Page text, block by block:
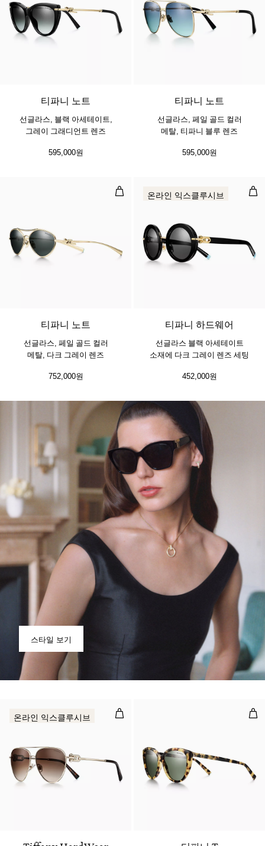
티파니 노트
선글라스, 블랙 아세테이트,
그레이 그래디언트 렌즈
595,000원
티파니 노트
선글라스, 페일 골드 컬러
메탈, 티파니 블루 렌즈
595,000원
선글라스, 페일 골드 컬러 메탈, 다
티파니 노트
선글라스, 페일 골드 컬러
메탈, 다크 그레이 렌즈
752,000원
선
온라인 익스클루시브
티파니 하드웨어
선글라스 블랙 아세테이트
소재에 다크 그레이 렌즈 세팅
452,000원
스타일 보기
선글라스 페일 골드 컬러 메탈 소재
온라인 익스클루시브 선